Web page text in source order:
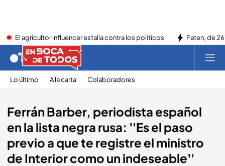
El agricultor influencer estalla contra los políticos Faten, de
Lo último A la carta Colaboradores
Ferrán Barber, periodista español
en la lista negra rusa: ''Es el paso
previo a que te registre el ministro
de Interior como un indeseable''